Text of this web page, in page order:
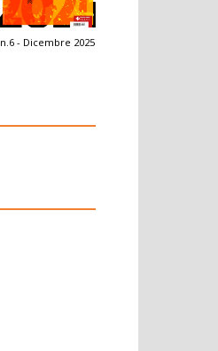
n.6 - Dicembre 2025